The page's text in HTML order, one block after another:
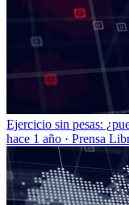
Ejercicio sin pesas:
hace 1 año · Prensa